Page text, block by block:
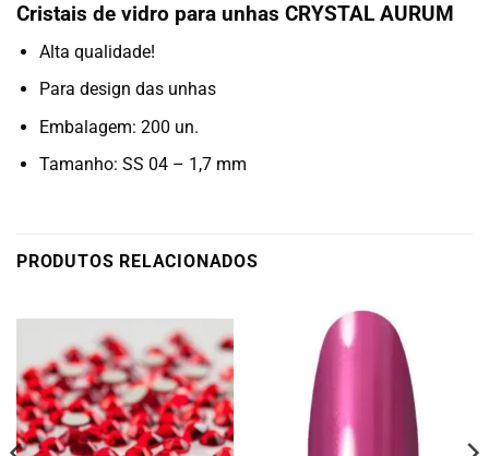
Cristais de vidro para unhas CRYSTAL AURUM
Alta qualidade!
Para design das unhas
Embalagem: 200 un.
Tamanho: SS 04 – 1,7 mm
PRODUTOS RELACIONADOS